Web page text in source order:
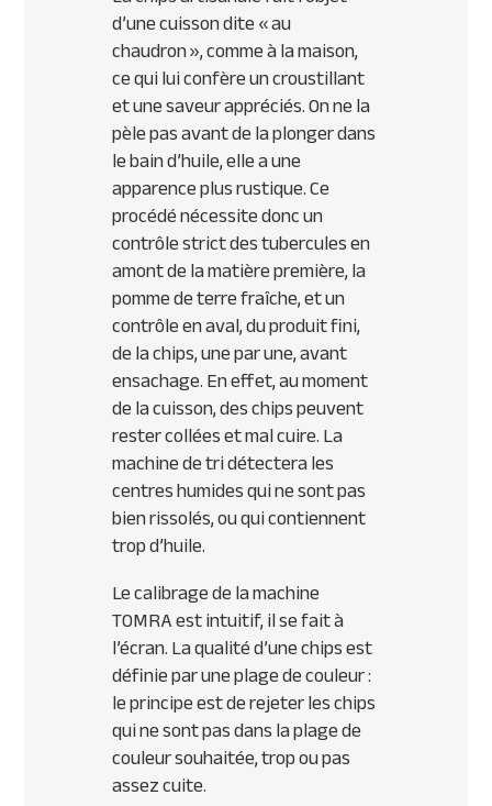
d’une cuisson dite « au
chaudron », comme à la maison,
ce qui lui confère un croustillant
et une saveur appréciés. On ne la
pèle pas avant de la plonger dans
le bain d’huile, elle a une
apparence plus rustique. Ce
procédé nécessite donc un
contrôle strict des tubercules en
amont de la matière première, la
pomme de terre fraîche, et un
contrôle en aval, du produit fini,
de la chips, une par une, avant
ensachage. En effet, au moment
de la cuisson, des chips peuvent
rester collées et mal cuire. La
machine de tri détectera les
centres humides qui ne sont pas
bien rissolés, ou qui contiennent
trop d’huile.
Le calibrage de la machine
TOMRA est intuitif, il se fait à
l’écran. La qualité d’une chips est
définie par une plage de couleur :
le principe est de rejeter les chips
qui ne sont pas dans la plage de
couleur souhaitée, trop ou pas
assez cuite.